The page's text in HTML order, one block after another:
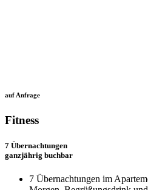
auf Anfrage
Fitness
7 Übernachtungen
ganzjährig buchbar
7 Übernachtungen im